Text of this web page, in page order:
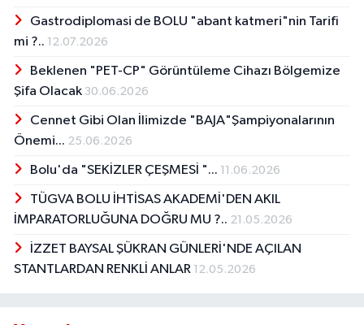
Gastrodiplomasi de BOLU "abant katmeri"nin Tarifi
mi ?.. 12.07.2026
Beklenen "PET-CP" Görüntüleme Cihazı Bölgemize
Şifa Olacak 30.06.2026
Cennet Gibi Olan İlimizde "BAJA"Şampiyonalarının
Önemi... 25.06.2026
Bolu'da "SEKİZLER ÇEŞMESİ "... 11.06.2026
TÜGVA BOLU İHTİSAS AKADEMİ'DEN AKIL
İMPARATORLUĞUNA DOĞRU MU ?.. 21.05.2026
İZZET BAYSAL ŞÜKRAN GÜNLERİ'NDE AÇILAN
STANTLARDAN RENKLİ ANLAR 12.05.2026